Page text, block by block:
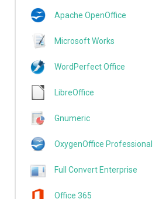
Apache OpenOffice
Microsoft Works
WordPerfect Office
LibreOffice
Gnumeric
OxygenOffice Professional
Full Convert Enterprise
Office 365